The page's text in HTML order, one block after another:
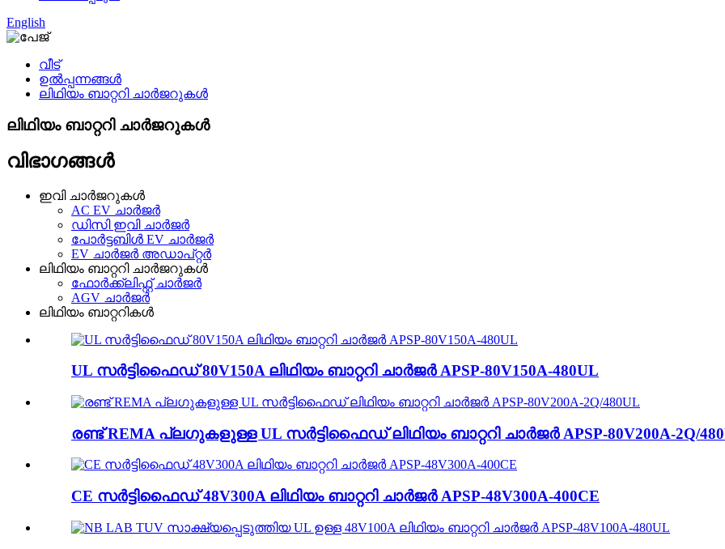
English
വീട്
ഉൽപ്പന്നങ്ങൾ
ലിഥിയം ബാറ്ററി ചാർജറുകൾ
ലിഥിയം ബാറ്ററി ചാർജറുകൾ
വിഭാഗങ്ങൾ
ഇവി ചാർജറുകൾ
AC EV ചാർജർ
ഡിസി ഇവി ചാർജർ
പോർട്ടബിൾ EV ചാർജർ
EV ചാർജർ അഡാപ്റ്റർ
ലിഥിയം ബാറ്ററി ചാർജറുകൾ
ഫോർക്ക്ലിഫ്റ്റ് ചാർജർ
AGV ചാർജർ
ലിഥിയം ബാറ്ററികൾ
UL സർട്ടിഫൈഡ് 80V150A ലിഥിയം ബാറ്ററി ചാർജർ APSP-80V150A-480UL
രണ്ട് REMA പ്ലഗുകളുള്ള UL സർട്ടിഫൈഡ് ലിഥിയം ബാറ്ററി ചാർജർ APSP-80V200A-2Q/
CE സർട്ടിഫൈഡ് 48V300A ലിഥിയം ബാറ്ററി ചാർജർ APSP-48V300A-400CE